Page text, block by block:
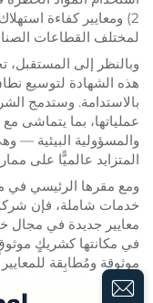
2) ومعايير كفاءة
لمختلف القطاعات
وبالنظر إلى
هذه الشهادة لتوسيع
بالاستدامة. وستدمج
عملياتها، بما يتماشى مع
والمسؤولية البيئية —
المتزايد عالميًّا على
ومع مقرها الرئيسي في
خدمات شاملة، فإن
معايير جديدة في مجال
في مكانتها كشريكٍ
موثوقة ومُطابِقة